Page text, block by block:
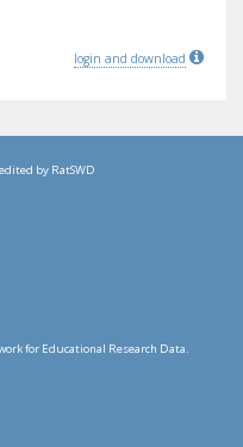
login and download
by RatSWD
for Educational Research Data.